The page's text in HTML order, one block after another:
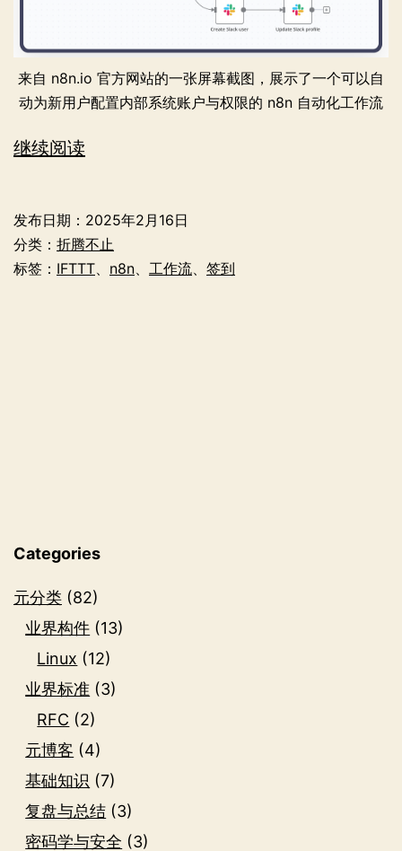
来自 n8n.io 官方网站的一张屏幕截图，展示了一个可以自
动为新用户配置内部系统账户与权限的 n8n 自动化工作流
继续阅读
地
部
流
发布日期： 2025年2月16日
分类： 折腾不止
标签： IFTTT n8n 工作流 签到
Categories
元分类 (82)
业界构件 (13)
Linux (12)
业界标准 (3)
RFC (2)
元博客 (4)
基础知识 (7)
复盘与总结 (3)
密码学与安全 (3)